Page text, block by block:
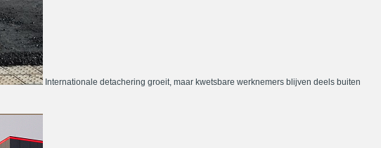
Internationale detachering groeit, maar kwetsbare werknemers blijven deels buiten